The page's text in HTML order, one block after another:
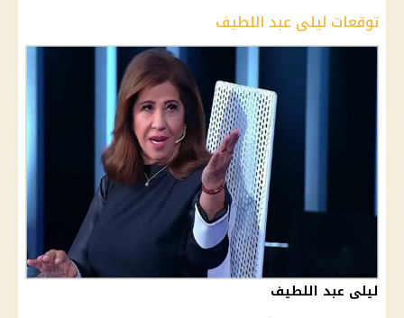
توقعات ليلى عبد اللطيف
ليلى عبد اللطيف